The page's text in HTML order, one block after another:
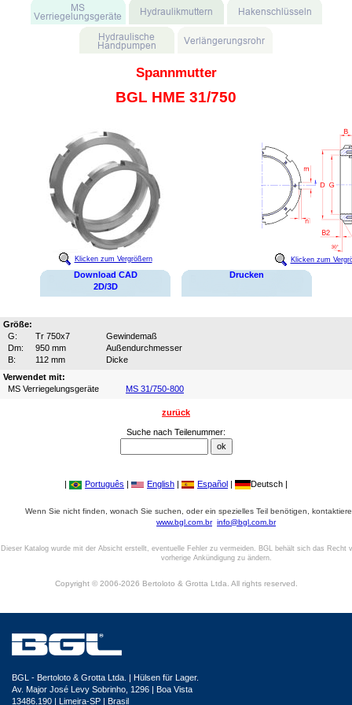
Spannmutter
BGL HME 31/750
Klicken zum Vergrößern Klicken zum
Download CAD
2D/3D
Drucken
Größe:
G:
Tr 750x7
Gewindemaß
Dm:
950 mm
Außendurchmesser
B:
112 mm
Dicke
Verwendet mit:
MS Verriegelungsgeräte
MS 31/750-800
zurück
Suche nach Teilenummer:
| Português | English | Español | Deutsch |
Wenn Sie nicht finden, wonach Sie suchen, oder ein spezielles Teil benötigen,
www.bgl.com.br info@bgl.com.br
Dieser Katalog wurde mit der Absicht erstellt, eventuelle Fehler zu vermeiden. BGL behält sich das Recht
vorherige Ankündigung zu ändern.
Copyright © 2006-2026 Bertoloto & Grotta Ltda. All rights reserved.
BGL - Bertoloto & Grotta Ltda. | Hülsen für Lager.
Av. Major José Levy Sobrinho, 1296 | Boa Vista
13486.190 | Limeira-SP | Brasil